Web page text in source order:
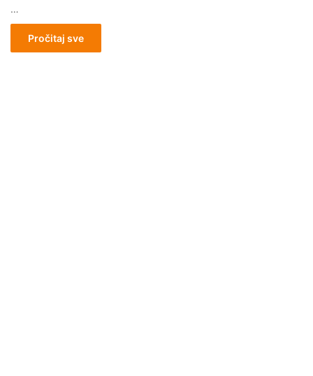
…
Pročitaj sve